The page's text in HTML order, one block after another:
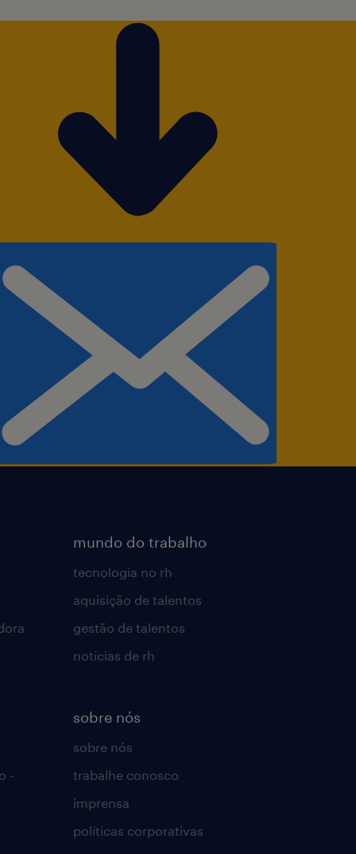
-
mundo do trabalho
tecnologia no rh
aquisição de talentos
gestão de talentos
notícias de rh
sobre nós
sobre nós
trabalhe conosco
imprensa
políticas corporativas